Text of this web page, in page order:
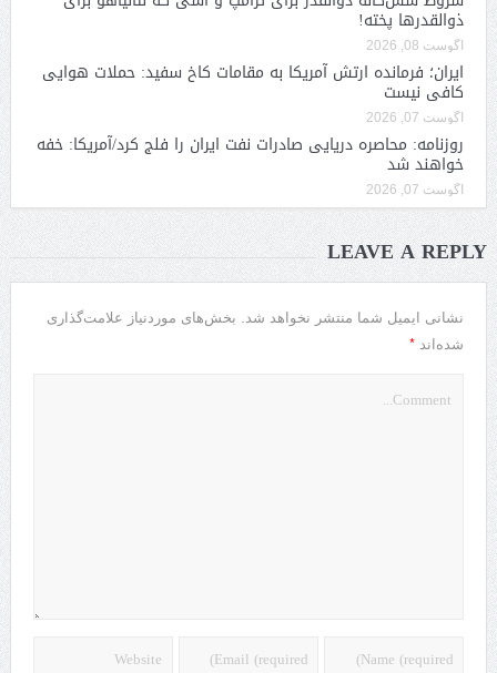
ذوالقدرها پخته!
آگوست 08, 2026
ایران؛ فرمانده ارتش آمریکا به مقامات کاخ سفید: حملات هوایی
کافی نیست
آگوست 07, 2026
روزنامه: محاصره دریایی صادرات نفت ایران را فلج کرد/آمریکا: خفه
خواهند شد
آگوست 07, 2026
LEAVE A REPLY
نشانی ایمیل شما منتشر نخواهد شد. بخش‌های موردنیاز علامت‌گذاری
شده‌اند *